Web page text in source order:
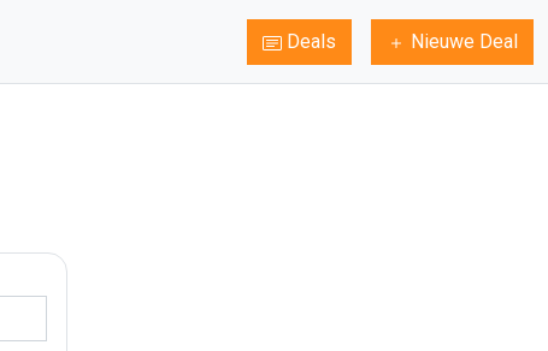
Deals Nieuwe Deal